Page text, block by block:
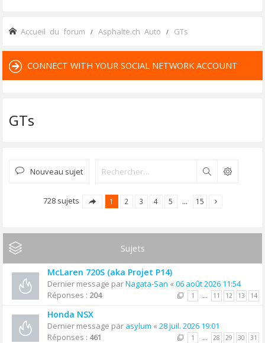
Accueil du forum Asphalte.ch Auto GTs
CONNECT WITH YOUR SOCIAL NETWORK ACCOUNT
GTs
Nouveau sujet Rechercher
728 sujets 1 2 3 4 5 … 15
Sujets
McLaren 720S (aka Projet P14)
Dernier message parNagata-San « 06 août 2026 11:54
Réponses : 204 1 … 11 12 13 14
Honda NSX
Dernier message par asylum « 28 juil. 2026 19:01
Réponses : 461 1 … 28 29 30 31